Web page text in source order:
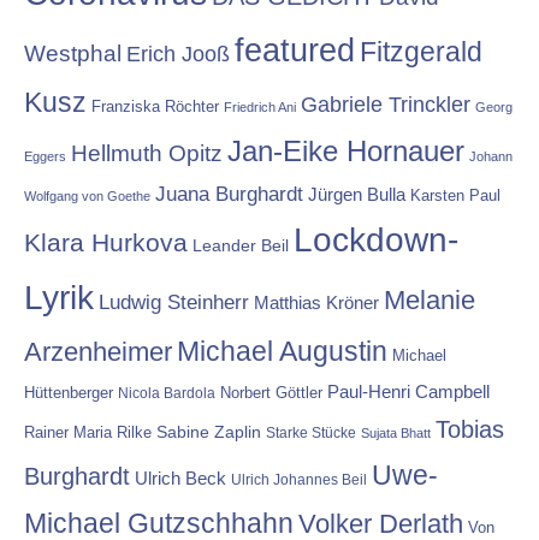
Westphal Erich Jooß featured Fitzgerald
Kusz Franziska Röchter Friedrich Ani Gabriele Trinckler Georg
Eggers Hellmuth Opitz Jan-Eike Hornauer Johann
Wolfgang von Goethe Juana Burghardt Jürgen Bulla Karsten Paul
Klara Hurkova Leander Beil Lockdown-
Lyrik Ludwig Steinherr Matthias Kröner Melanie
Arzenheimer Michael Augustin Michael
Hüttenberger Nicola Bardola Norbert Göttler Paul-Henri Campbell
Rainer Maria Rilke Sabine Zaplin Starke Stücke Sujata Bhatt Tobias
Burghardt Ulrich Beck Ulrich Johannes Beil Uwe-
Michael Gutzschhahn Volker Derlath Von